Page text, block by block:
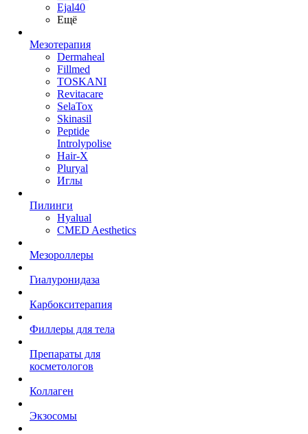
Ejal40
Ещё
Мезотерапия
Dermaheal
Fillmed
TOSKANI
Revitacare
SelaTox
Skinasil
Peptide
Introlypolise
Hair-X
Pluryal
Иглы
Пилинги
Hyalual
CMED Aesthetics
Мезороллеры
Гиалуронидаза
Карбокситерапия
Филлеры для тела
Препараты для
косметологов
Коллаген
Экзосомы